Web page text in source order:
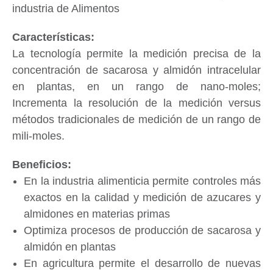
industria de Alimentos
La tecnología permite la medición precisa de la
concentración de sacarosa y almidón intracelular
en plantas, en un rango de nano-moles;
Incrementa la resolución de la medición versus
métodos tradicionales de medición de un rango de
mili-moles.
En la industria alimenticia permite controles más
exactos en la calidad y medición de azucares y
almidones en materias primas
Optimiza procesos de producción de sacarosa y
almidón en plantas
En agricultura permite el desarrollo de nuevas